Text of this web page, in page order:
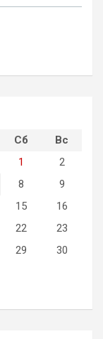
Сб
Вс
1
2
8
9
15
16
22
23
29
30